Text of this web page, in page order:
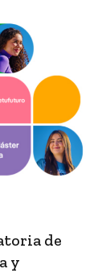
de
y